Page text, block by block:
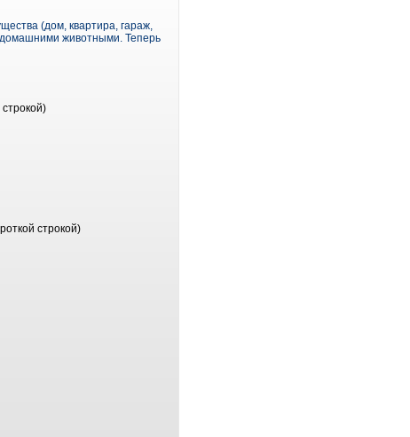
(дом, квартира, гараж,
животными. Теперь
строкой)